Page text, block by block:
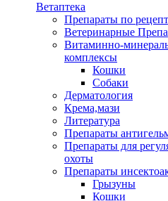
Ветаптека
Препараты по
Ветеринарные
Витаминно-
комплексы
Кошки
Собаки
Дерматология
Крема,мази
Литература
Препараты
Препараты для
охоты
Препараты
Грызуны
Кошки